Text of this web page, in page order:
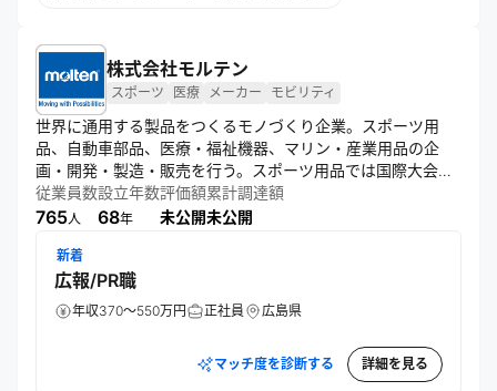
株式会社モルテン
スポーツ 医療 メーカー モビリティ
世界に通用する製品をつくるモノづくり企業。スポーツ用
品、自動車部品、医療・福祉機器、マリン・産業用品の企
画・開発・製造・販売を行う。スポーツ用品では国際大会公
式球など高品質な競技用具を提供し、自動車部品では制御技
術を活かした部品を世界のメーカーへ供給。医療・福祉や社
値を支えてる。
従業員数
765人
設立年数
68年
評価額
未公開
累計調達額
未公開
新着
広報/PR職
年収370～550万円 正社員 広島県
マッチ度を診断する 詳細を見る